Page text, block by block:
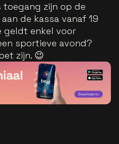
zijn op de
de kassa vanaf 19
geldt enkel voor
sportieve avond?
zijn. 😉